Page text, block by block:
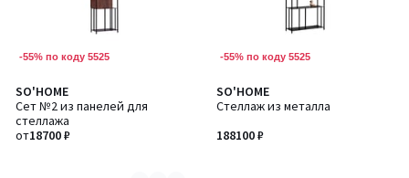
-55% по коду 5525
SO'HOME
Сет №2 из панелей для
стеллажа
от18700 ₽
Количество
цветов:
2
-55% по коду 5525
SO'HOME
Стеллаж из металла
188100 ₽